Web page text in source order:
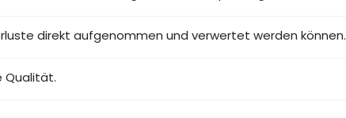
direkt aufgenommen und verwertet werden können.
Qualität.